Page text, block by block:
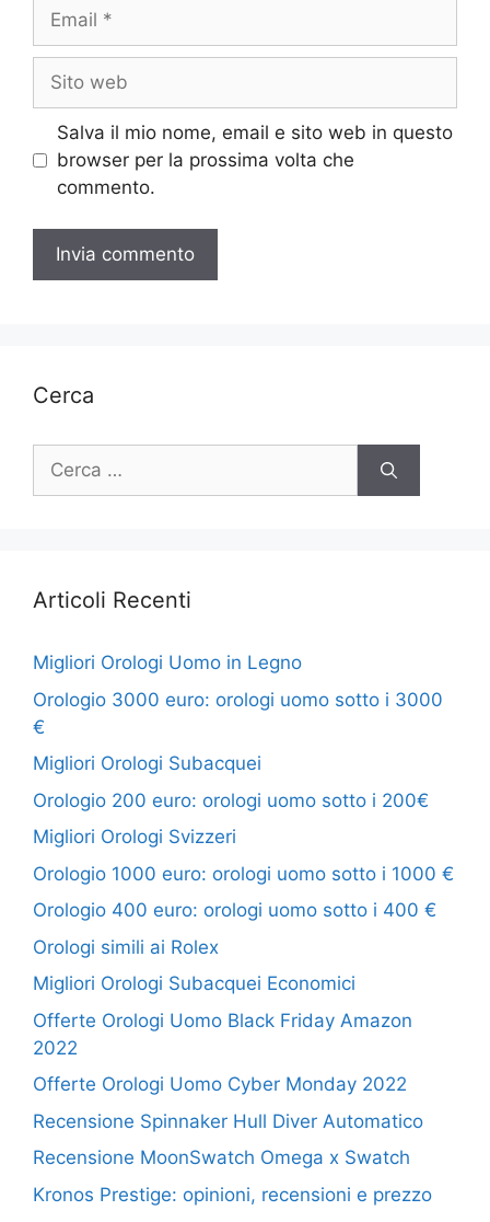
web
Salva il mio nome, email e sito web in questo
browser per la prossima volta che
commento.
Cerca
Ricerca
Articoli Recenti
Migliori Orologi Uomo in Legno
Orologio 3000 euro: orologi uomo sotto i 3000
€
Migliori Orologi Subacquei
Orologio 200 euro: orologi uomo sotto i 200€
Migliori Orologi Svizzeri
Orologio 1000 euro: orologi uomo sotto i 1000 €
Orologio 400 euro: orologi uomo sotto i 400 €
Orologi simili ai Rolex
Migliori Orologi Subacquei Economici
Offerte Orologi Uomo Black Friday Amazon
2022
Offerte Orologi Uomo Cyber Monday 2022
Recensione Spinnaker Hull Diver Automatico
Recensione MoonSwatch Omega x Swatch
Kronos Prestige: opinioni, recensioni e prezzo